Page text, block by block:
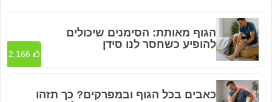
הגוף מאותת: הסימנים שיכולים
להופיע כשחסר לנו סידן
2,166
כאבים בכל הגוף ובמפרקים? כך תזהו